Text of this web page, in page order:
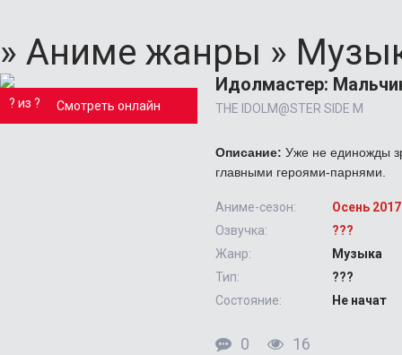
» Аниме жанры »
? из ? Смотреть онлайн
Идолмастер:
THE IDOLM@STER SIDE M
Описание: Уже не единожды
главными героями-парнями.
Аниме-сезон:
Осень 2017
Озвучка:
???
Жанр:
Музыка
Тип:
???
Состояние:
Не начат
0 16